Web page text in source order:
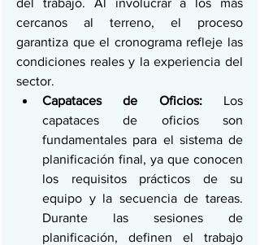
del trabajo. Al involucrar a los más
cercanos al terreno, el proceso
garantiza que el cronograma refleje las
condiciones reales y la experiencia del
sector.
Capataces de Oficios: Los
capataces de oficios son
fundamentales para el sistema de
planificación final, ya que conocen
los requisitos prácticos de su
equipo y la secuencia de tareas.
Durante las sesiones de
planificación, definen el trabajo